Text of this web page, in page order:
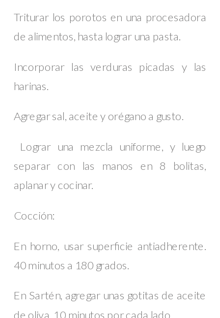
Triturar los porotos en una procesadora
de alimentos, hasta lograr una pasta.
Incorporar las verduras picadas y las
harinas.
Agregar sal, aceite y orégano a gusto.
Lograr una mezcla uniforme, y luego
separar con las manos en 8 bolitas,
aplanar y cocinar.
Cocción:
En horno, usar superficie antiadherente.
40 minutos a 180 grados.
En Sartén, agregar unas gotitas de aceite
de oliva. 10 minutos por cada lado.